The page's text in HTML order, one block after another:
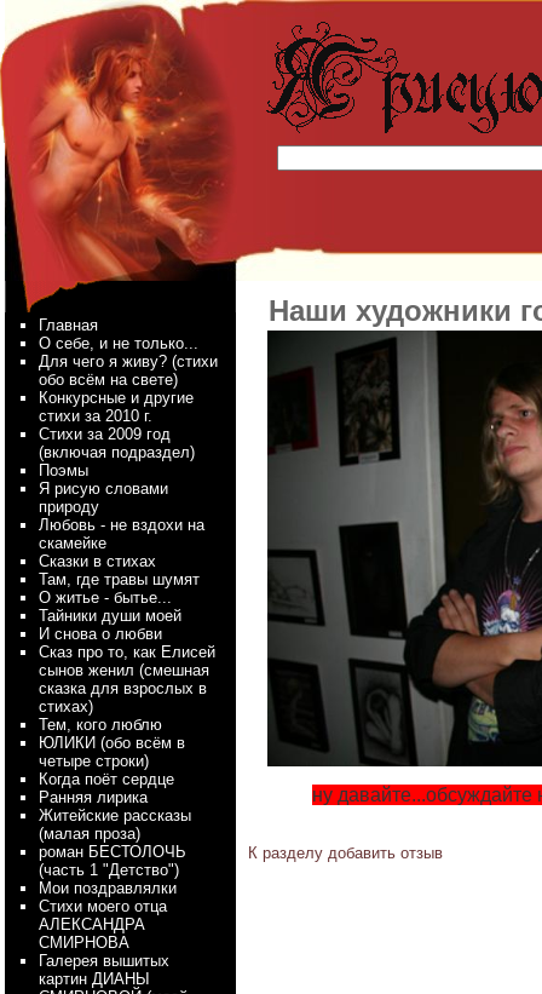
Главная
О себе, и не только...
Для чего я живу? (стихи
обо всём на свете)
Конкурсные и другие
стихи за 2010 г.
Стихи за 2009 год
(включая подраздел)
Поэмы
Я рисую словами
природу
Любовь - не вздохи на
скамейке
Сказки в стихах
Там, где травы шумят
О житье - бытье...
Тайники души моей
И снова о любви
Сказ про то, как Елисей
сынов женил (смешная
сказка для взрослых в
стихах)
Тем, кого люблю
ЮЛИКИ (обо всём в
четыре строки)
Когда поёт сердце
Ранняя лирика
Житейские рассказы
(малая проза)
роман БЕСТОЛОЧЬ
(часть 1 "Детство")
Мои поздравлялки
Стихи моего отца
АЛЕКСАНДРА
СМИРНОВА
Галерея вышитых
картин ДИАНЫ
Наши художники
ну
К разделу добавить отзыв